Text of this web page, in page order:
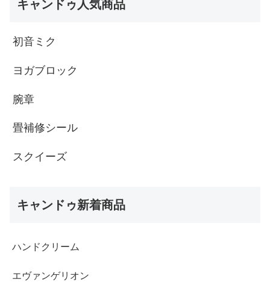
キャンドゥ人気商品
初音ミク
ヨガブロック
腕章
畳補修シール
スクイーズ
キャンドゥ新着商品
ハンドクリーム
エヴァンゲリオン